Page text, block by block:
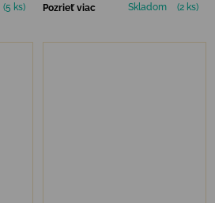
(5 ks) Pozrieť viac Skladom (2 ks)